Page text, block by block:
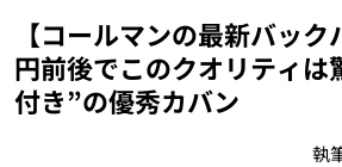
【コールマンの最新バッ
円前後でこのクオリティは
付き”の優秀カバン
執